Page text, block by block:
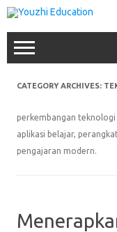
Skip
to
content
CATEGORY ARCHIVES:
perkembangan
aplikasi belajar,
pengajaran modern.